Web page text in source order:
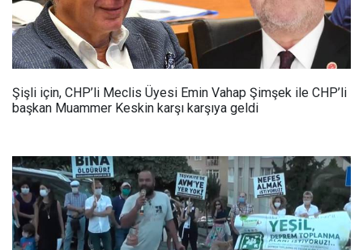
Şişli için, CHP’li Meclis Üyesi Emin Vahap Şimşek ile CHP’li
başkan Muammer Keskin karşı karşıya geldi